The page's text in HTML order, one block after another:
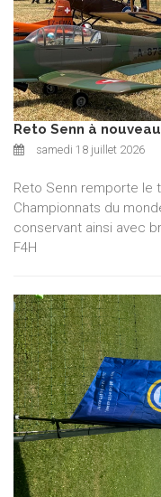
Reto Senn à
samedi 18 juillet 2026
Reto Senn remporte le
Championnats du
conservant ainsi avec
F4H